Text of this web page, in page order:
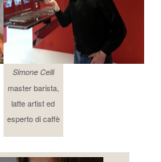
Simone Celli
master barista,
latte artist ed
esperto di caffè